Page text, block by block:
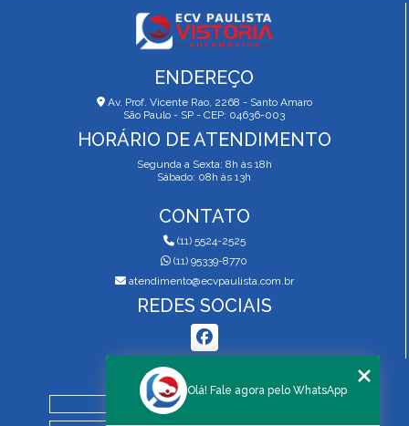
ENDEREÇO
Av. Prof. Vicente Rao, 2268 - Santo Amaro
São Paulo - SP - CEP: 04636-003
HORÁRIO DE ATENDIMENTO
Segunda a Sexta: 8h às 18h
Sábado: 08h às 13h
CONTATO
(11) 5524-2525
(11) 95339-8770
atendimento@ecvpaulista.com.br
REDES SOCIAIS
MENU
Olá! Fale agora pelo WhatsApp